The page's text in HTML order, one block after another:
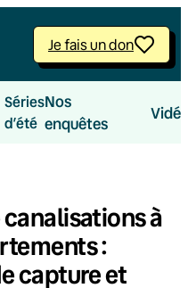
Je fais un don
Séries
d’été
Nos
enquêtes
à
:
capture et